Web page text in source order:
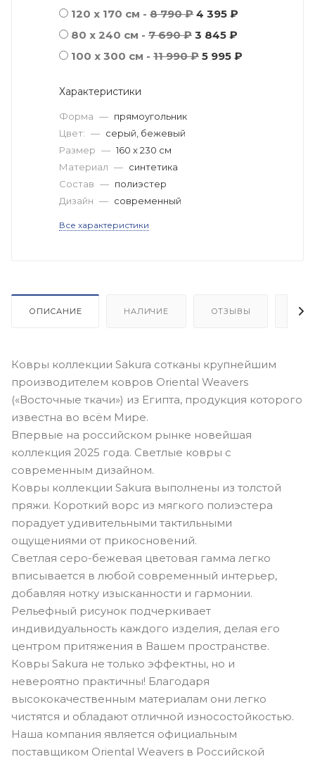
120 x 170 см - 8 790 ₽ 4 395 ₽
80 x 240 см - 7 690 ₽ 3 845 ₽
100 x 300 см - 11 990 ₽ 5 995 ₽
Характеристики
Форма — прямоугольник
Цвет: — серый, бежевый
Размер — 160 x 230 см
Материал — синтетика
Состав — полиэстер
Дизайн — современный
Все характеристики
ОПИСАНИЕ НАЛИЧИЕ ОТЗЫВЫ
Ковры коллекции Sakura сотканы крупнейшим
производителем ковров Oriental Weavers
(«Восточные ткачи») из Египта, продукция которого
известна во всём Мире.
Впервые на российском рынке новейшая
коллекция 2025 года. Светлые ковры с
современным дизайном.
Ковры коллекции Sakura выполнены из толстой
пряжи. Короткий ворс из мягкого полиэстера
порадует удивительными тактильными
ощущениями от прикосновений.
Светлая серо-бежевая цветовая гамма легко
вписывается в любой современный интерьер,
добавляя нотку изысканности и гармонии.
Рельефный рисунок подчеркивает
индивидуальность каждого изделия, делая его
центром притяжения в Вашем пространстве.
Ковры Sakura не только эффектны, но и
невероятно практичны! Благодаря
высококачественным материалам они легко
чистятся и обладают отличной износостойкостью.
Наша компания является официальным
поставщиком Oriental Weavers в Российской